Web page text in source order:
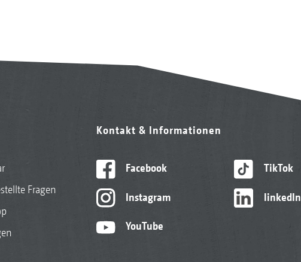
Fragen
Kontakt & Informationen
Facebook
Instagram
YouTube
TikTok
linkedIn